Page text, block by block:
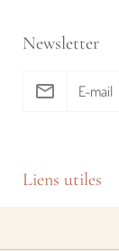
Newsletter
Liens utiles